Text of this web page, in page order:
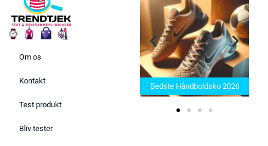
Om os
Kontakt
Test produkt
Bliv tester
Bedste Saunatæppe 2025 –
Find de bedste produkter her!
Bedste Håndboldsko 2026